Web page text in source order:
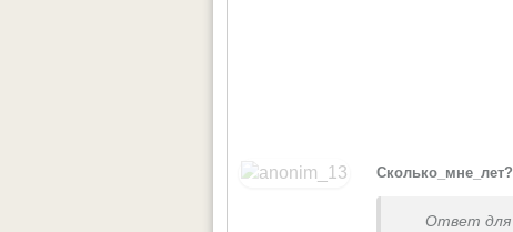
Сколько_мне_лет?
Ответ для